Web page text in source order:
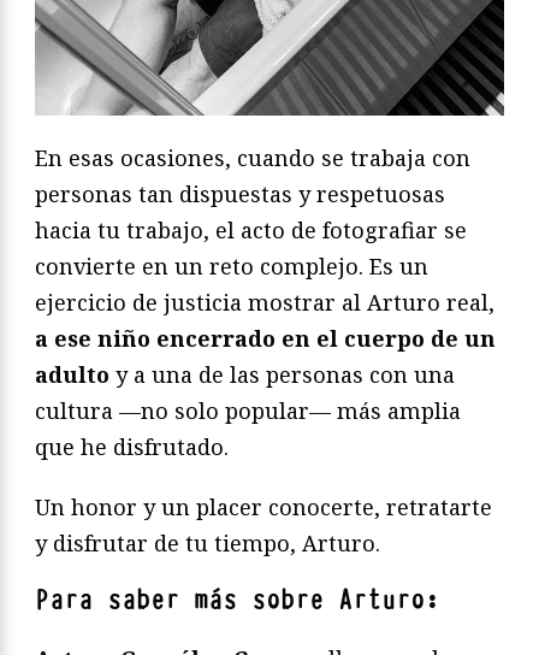
En esas ocasiones, cuando se trabaja con
personas tan dispuestas y respetuosas
hacia tu trabajo, el acto de fotografiar se
convierte en un reto complejo. Es un
ejercicio de justicia mostrar al Arturo real,
a ese niño encerrado en el cuerpo de un
adulto y a una de las personas con una
cultura —no solo popular— más amplia
que he disfrutado.
Un honor y un placer conocerte, retratarte
y disfrutar de tu tiempo, Arturo.
Para saber más sobre Arturo: